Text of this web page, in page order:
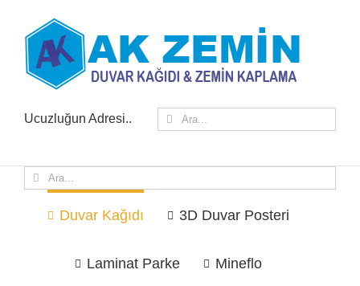
Ucuzluğun Adresi.. Ara:
Ara:
Duvar Kağıdı 3D Duvar Posteri
Laminat Parke Mineflo